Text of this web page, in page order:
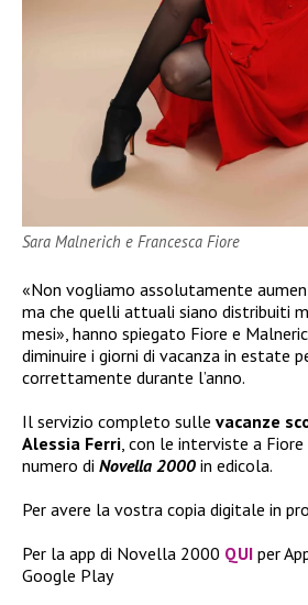
Sara Malnerich e Francesca Fiore
«Non vogliamo assolutamente
ma che quelli attuali siano distribuiti
mesi», hanno spiegato Fiore e
diminuire i giorni di vacanza in estate
correttamente durante l’anno.
Il servizio completo sulle vacanze
Alessia Ferri, con le interviste a
numero di Novella 2000 in edicola.
Per avere la vostra copia digitale in
Per la app di Novella 2000 QUI per
Google Play